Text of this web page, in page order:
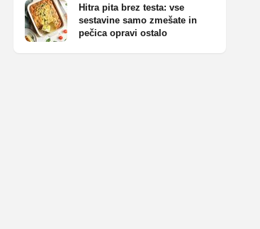
Hitra pita brez testa: vse
sestavine samo zmešate in
pečica opravi ostalo